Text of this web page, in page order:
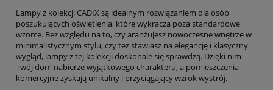
Lampy z kolekcji CADIX są idealnym rozwiązaniem dla osób
poszukujących oświetlenia, które wykracza poza standardowe
wzorce. Bez względu na to, czy aranżujesz nowoczesne wnętrze w
minimalistycznym stylu, czy też stawiasz na elegancję i klasyczny
wygląd, lampy z tej kolekcji doskonale się sprawdzą. Dzięki nim
Twój dom nabierze wyjątkowego charakteru, a pomieszczenia
komercyjne zyskają unikalny i przyciągający wzrok wystrój.